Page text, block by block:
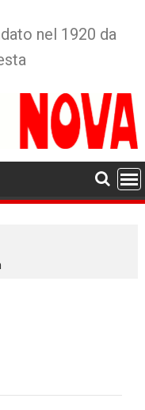
nel 1920 da